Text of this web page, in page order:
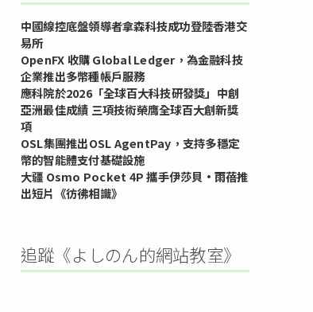
中國線控底盤領導者拿森科技成功登陸香港交
易所
OpenFX 收購 Global Ledger，為金融科技
企業推出多幣種帳戶服務
應科院於2026「全球百大科技研發獎」中創
亞洲最佳成績 三項技術榮膺全球百大創新獎
項
OSL集團推出OSL AgentPay，支持多穩定
幣的智能體支付基礎設施
大疆 Osmo Pocket 4P 攜手伊莎貝•雨蓓推
出短片《彷彿相識》
追蹤《よしのん的網站教室》